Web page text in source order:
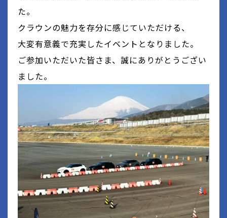
た。
クラウンの魅力を存分に感じていただける、
大変有意義で充実したイベントとなりました。
ご参加いただいた皆さま、誠にありがとうござい
ました。